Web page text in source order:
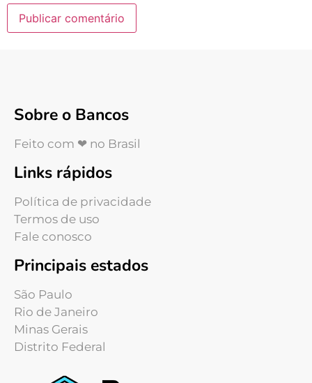
Sobre o Bancos
Feito com ❤ no Brasil
Links rápidos
Política de privacidade
Termos de uso
Fale conosco
Principais estados
São Paulo
Rio de Janeiro
Minas Gerais
Distrito Federal